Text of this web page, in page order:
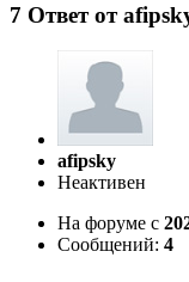
7 Ответ от
afipsky
Неактивен
На форуме с
Сообщений: 4